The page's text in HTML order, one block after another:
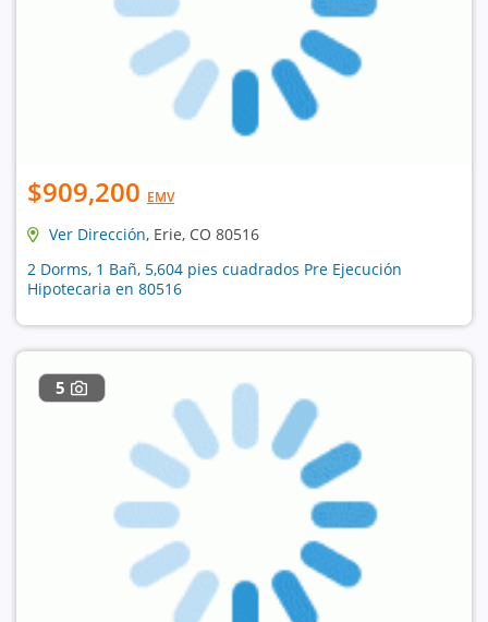
$909,200 EMV
Ver Dirección, Erie, CO 80516
2 Dorms, 1 Bañ, 5,604 pies cuadrados Pre Ejecución
Hipotecaria en 80516
5